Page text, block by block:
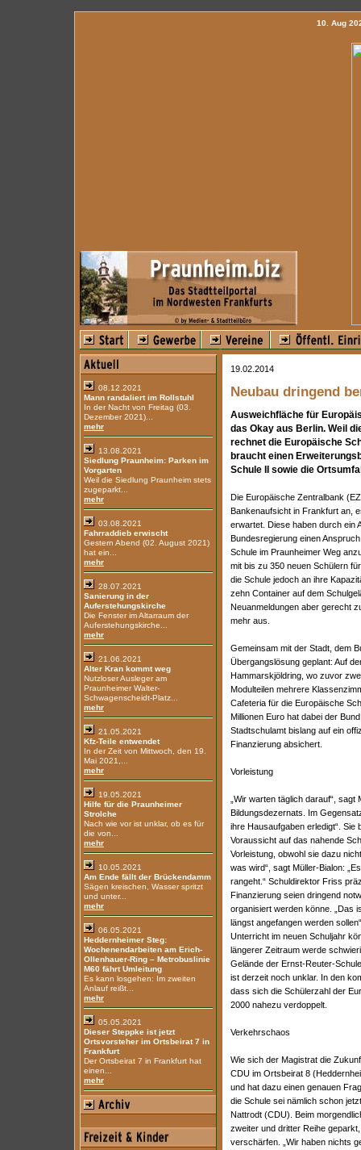
10. Aug
08.12.2021
Mann randaliert im Rollstuhl
In der Nacht von Freitag (03.
Dezember 2021)...
mehr
13.08.2021
Siedlung Praunheim: Parken im
Vorgarten
Weil die Siedlung Praunheim stets
zugeparkt...
mehr
03.08.2021
Fahrraddieb erwischt
Gestern Abend (02. August 2021)
hat ein...
mehr
28.07.2021
Sanierung in der
Auferstehungskirche
Die Fenster im Altarraum der
Auferstehungskirche...
mehr
21.06.2021
Alter Kran kommt weg
Nutzloser Ausleger am
Praunheimer Walter-
Schwagenscheidt-Platz...
mehr
21.05.2021
Kfz-Teile entwendet
In der Zeit von Mittwoch, den 19.
Mai 2021,...
mehr
19.05.2021
Hilfe für die Praunheimer
Strolche
Nach wie vor ist unklar, ob es für
die von...
mehr
10.05.2021
Am Ende fällt der Brückendamm
Sägen kreischen, Wasser spritzt
und unter...
mehr
06.05.2021
Heddernheimer Steg:
Wochenendarbeiten am Erich-
Ollenhauer-Ring – Metrobuslinie
M60 fährt Umleitung
Es kann losgehen: Im zweiten
Anlauf reißt...
mehr
05.05.2021
Dieser Steppke ist jetzt
Ortsvorsteher im Ortsbeirat 7 in
Frankfurt
Der Ortsbeirat 7 in Frankfurt hat
einen...
mehr
19.02.2014
Neubau dringend
Ausweichfläche für
das Okay aus Berlin. Weil
rechnet die Europäische
braucht einen
Schule II sowie die
Die Europäische Zentralbank
Bankenaufsicht in Frankfurt an,
erwartet. Diese haben durch ein
Bundesregierung einen
Schule im Praunheimer Weg
mit bis zu 350 neuen Schülern
die Schule jedoch an ihre
zehn Container auf dem
Neuanmeldungen aber gerecht
mehr aus.
Gemeinsam mit der Stadt, dem
Übergangslösung geplant: Auf
Hammarskjöldring, wo zuvor
Modulteilen mehrere
Cafeteria für die Europäische
Millionen Euro hat dabei der
Stadtschulamt bislang auf ein
Finanzierung absichert.
Vorleistung
„Wir warten täglich darauf“,
Bildungsdezernats. Im
ihre Hausaufgaben erledigt“.
Voraussicht auf das nahende
Vorleistung, obwohl sie dazu
was wird“, sagt Müller-Bialon:
rangeht.“ Schuldirektor Friss
Finanzierung seien dringend
organisiert werden könne. „Das
längst angefangen werden
Unterricht im neuen Schuljahr
längerer Zeitraum werde
Gelände der Ernst-Reuter-
ist derzeit noch unklar. In den
dass sich die Schülerzahl der
2000 nahezu verdoppelt.
Verkehrschaos
Wie sich der Magistrat die
CDU im Ortsbeirat 8
und hat dazu einen genauen
die Schule sei nämlich schon
Nattrodt (CDU). Beim
zweiter und dritter Reihe
verschärfen. „Wir haben nichts